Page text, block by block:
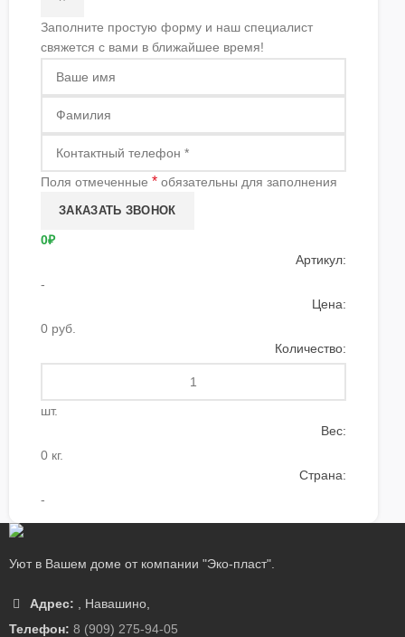
Заполните простую форму и наш специалист
свяжется с вами в ближайшее время!
Поля отмеченные * обязательны для заполнения
0₽
Артикул:
-
Цена:
0 руб.
Количество:
шт.
Вес:
0 кг.
Страна:
-
Уют в Вашем доме от компании "Эко-пласт".
Адрес: Навашино
Телефон: 8 (909) 275-94-05